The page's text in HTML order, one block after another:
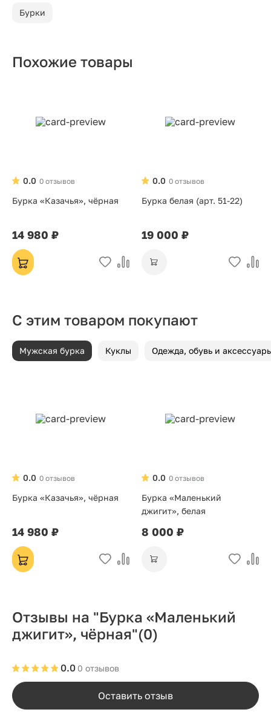
Бурки
Похожие товары
0 отзывов
0.0
Бурка «Казачья», чёрная
14 980 ₽
0 отзывов
0.0
Бурка белая (арт. 51-22)
19 000 ₽
С этим товаром покупают
Мужская бурка Куклы Одежда, обувь и
0 отзывов
0.0
Бурка «Казачья», чёрная
14 980 ₽
0 отзывов
0.0
Бурка «Маленький
джигит», белая
8 000 ₽
Отзывы на "Бурка «Маленький
джигит», чёрная"(0)
0 отзывов
0.0
Оставить отзыв